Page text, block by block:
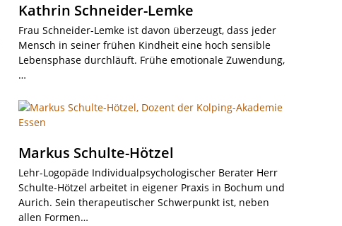
Kathrin Schneider-Lemke
Frau Schneider-Lemke ist davon überzeugt, dass jeder
Mensch in seiner frühen Kindheit eine hoch sensible
Lebensphase durchläuft. Frühe emotionale Zuwendung,
…
Markus Schulte-Hötzel
Lehr-Logopäde Individualpsychologischer Berater Herr
Schulte-Hötzel arbeitet in eigener Praxis in Bochum und
Aurich. Sein therapeutischer Schwerpunkt ist, neben
allen Formen…